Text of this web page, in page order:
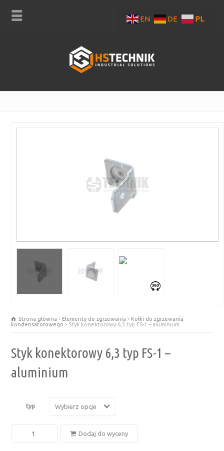
Strona główna Elementy do zgrzewania
Kołki do zgrzewania
kondensatorowego
Styk konektorowy 6,3 typ FS-1 – aluminium
Styk konektorowy 6,3 typ FS-1 –
aluminium
typ Wybierz opcje
Dodaj do wyceny
EN DE PL